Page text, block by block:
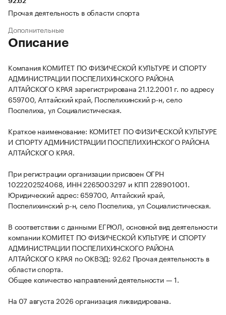
Прочая деятельность в области спорта
Дополнительные
Описание
Компания КОМИТЕТ ПО ФИЗИЧЕСКОЙ КУЛЬТУРЕ И СПОРТУ
АДМИНИСТРАЦИИ ПОСПЕЛИХИНСКОГО РАЙОНА
АЛТАЙСКОГО КРАЯ зарегистрирована 21.12.2001 г. по адресу
659700, Алтайский край, Поспелихинский р-н, село
Поспелиха, ул Социалистическая.
Краткое наименование: КОМИТЕТ ПО ФИЗИЧЕСКОЙ КУЛЬТУРЕ
И СПОРТУ АДМИНИСТРАЦИИ ПОСПЕЛИХИНСКОГО РАЙОНА
АЛТАЙСКОГО КРАЯ.
При регистрации организации присвоен ОГРН
1022202524068, ИНН 2265003297 и КПП 228901001.
Юридический адрес: 659700, Алтайский край,
Поспелихинский р-н, село Поспелиха, ул Социалистическая.
В соответствии с данными ЕГРЮЛ, основной вид деятельности
компании КОМИТЕТ ПО ФИЗИЧЕСКОЙ КУЛЬТУРЕ И СПОРТУ
АДМИНИСТРАЦИИ ПОСПЕЛИХИНСКОГО РАЙОНА
АЛТАЙСКОГО КРАЯ по ОКВЭД: 92.62 Прочая деятельность в
области спорта.
Общее количество направлений деятельности — 1.
На 07 августа 2026 организация ликвидирована.